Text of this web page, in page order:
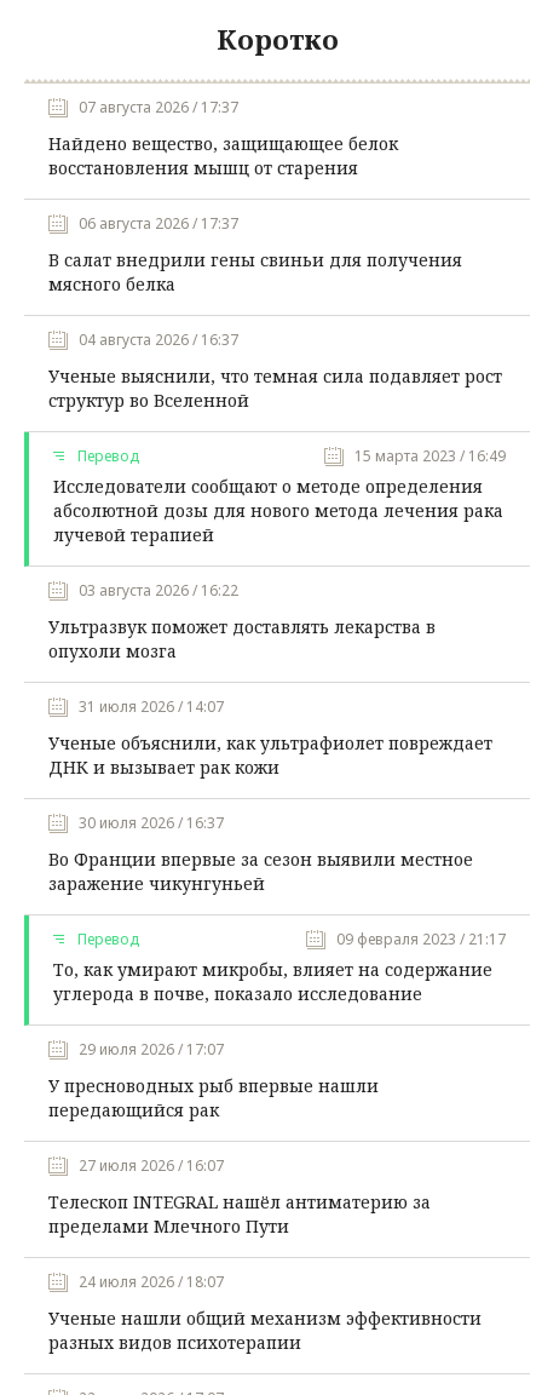
Коротко
07 августа 2026 / 17:37
Найдено вещество, защищающее белок
восстановления мышц от старения
06 августа 2026 / 17:37
В салат внедрили гены свиньи для получения
мясного белка
04 августа 2026 / 16:37
Ученые выяснили, что темная сила подавляет рост
структур во Вселенной
Перевод 15 марта 2023 / 16:49
Исследователи сообщают о методе определения
абсолютной дозы для нового метода лечения рака
лучевой терапией
03 августа 2026 / 16:22
Ультразвук поможет доставлять лекарства в
опухоли мозга
31 июля 2026 / 14:07
Ученые объяснили, как ультрафиолет повреждает
ДНК и вызывает рак кожи
30 июля 2026 / 16:37
Во Франции впервые за сезон выявили местное
заражение чикунгуньей
Перевод 09 февраля 2023 / 21:17
То, как умирают микробы, влияет на содержание
углерода в почве, показало исследование
29 июля 2026 / 17:07
У пресноводных рыб впервые нашли
передающийся рак
27 июля 2026 / 16:07
Телескоп INTEGRAL нашёл антиматерию за
пределами Млечного Пути
24 июля 2026 / 18:07
Ученые нашли общий механизм эффективности
разных видов психотерапии